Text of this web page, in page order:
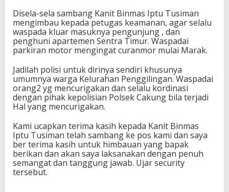
Disela-sela sambang Kanit Binmas Iptu Tusiman
mengimbau kepada petugas keamanan, agar selalu
waspada kluar masuknya pengunjung , dan
penghuni apartemen Sentra Timur. Waspadai
parkiran motor mengingat curanmor mulai Marak.
Jadilah polisi untuk dirinya sendiri khusunya
umumnya warga Kelurahan Penggilingan. Waspadai
orang2 yg mencurigakan dan selalu kordinasi
dengan pihak kepolisian Polsek Cakung bila terjadi
Hal yang mencurigakan.
Kami ucapkan terima kasih kepada Kanit Binmas
Iptu Tusiman telah sambang ke pos kami dan saya
ber terima kasih untuk himbauan yang bapak
berikan dan akan saya laksanakan dengan penuh
semangat dan tanggung jawab. Ujar security
tersebut.